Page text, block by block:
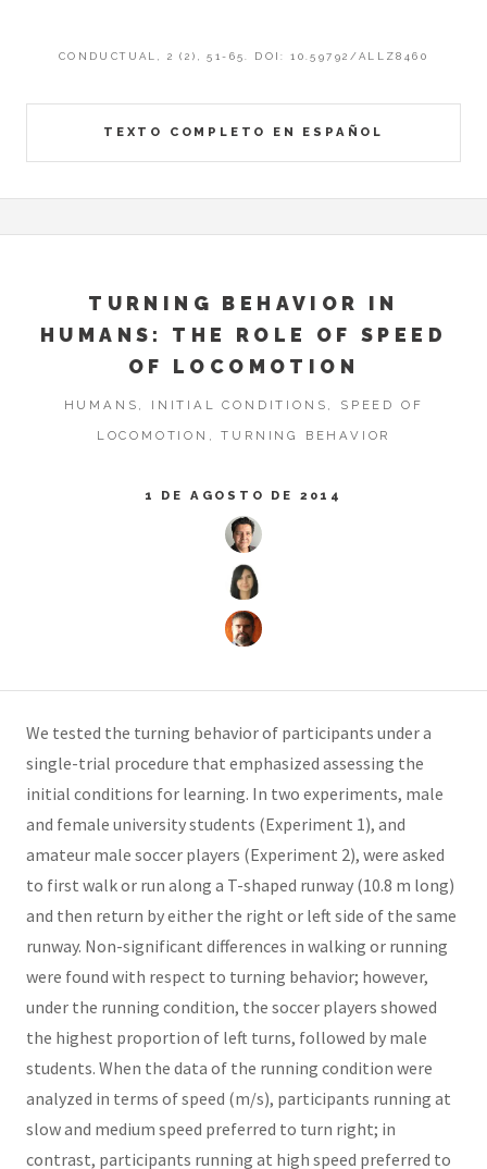
TEXTO COMPLETO EN ESPAÑOL
CONDUCTUAL, 2 (2), 51-65. DOI: 10.59792/ALLZ8460
TURNING BEHAVIOR IN
HUMANS: THE ROLE OF SPEED
OF LOCOMOTION
HUMANS, INITIAL CONDITIONS, SPEED OF
LOCOMOTION, TURNING BEHAVIOR
1 DE AGOSTO DE 2014
We tested the turning behavior of participants under a
single-trial procedure that emphasized assessing the
initial conditions for learning. In two experiments, male
and female university students (Experiment 1), and
amateur male soccer players (Experiment 2), were asked
to first walk or run along a T-shaped runway (10.8 m long)
and then return by either the right or left side of the same
runway. Non-significant differences in walking or running
were found with respect to turning behavior; however,
under the running condition, the soccer players showed
the highest proportion of left turns, followed by male
students. When the data of the running condition were
analyzed in terms of speed (m/s), participants running at
slow and medium speed preferred to turn right; in
contrast, participants running at high speed preferred to